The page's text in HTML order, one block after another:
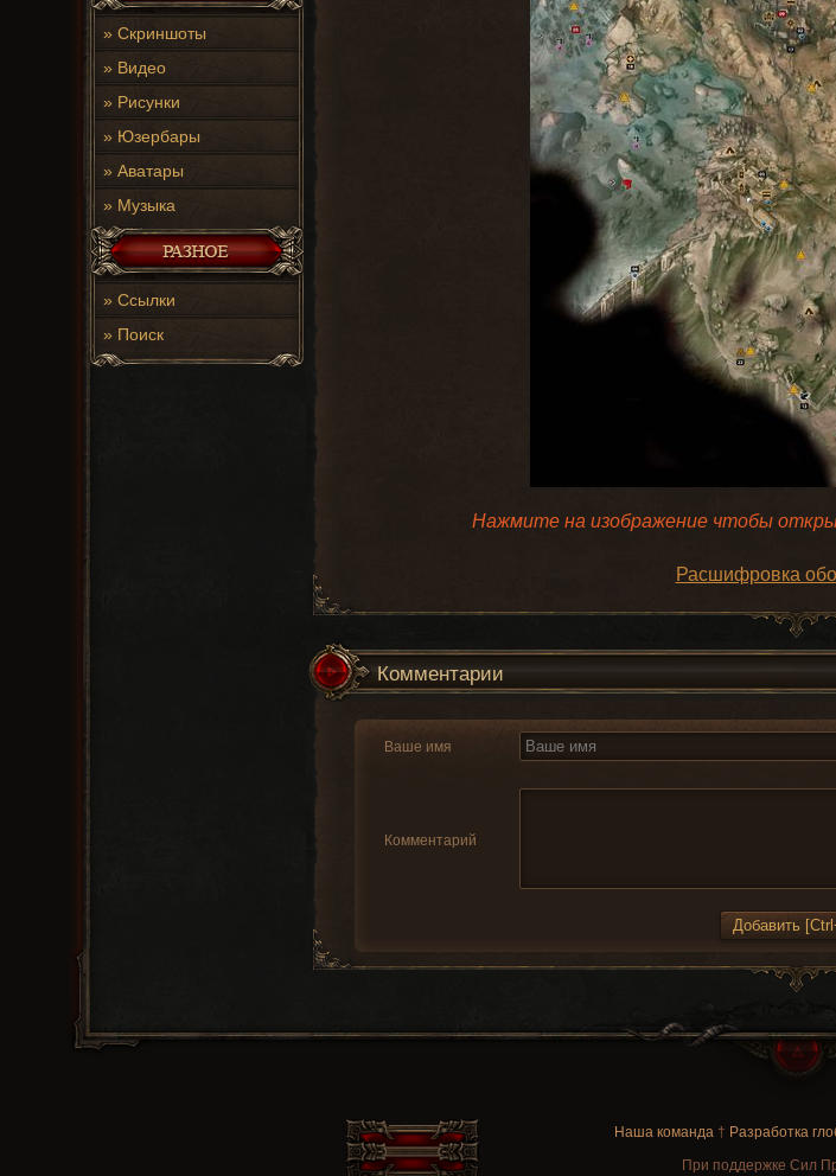
» Скриншоты
» Видео
» Рисунки
» Юзербары
» Аватары
» Музыка
» Ссылки
» Поиск
Нажмите на изображение чтобы
Расшифровка
Комментарии
Ваше имя
Комментарий
Наша команда† Разработка
При поддержке Сил